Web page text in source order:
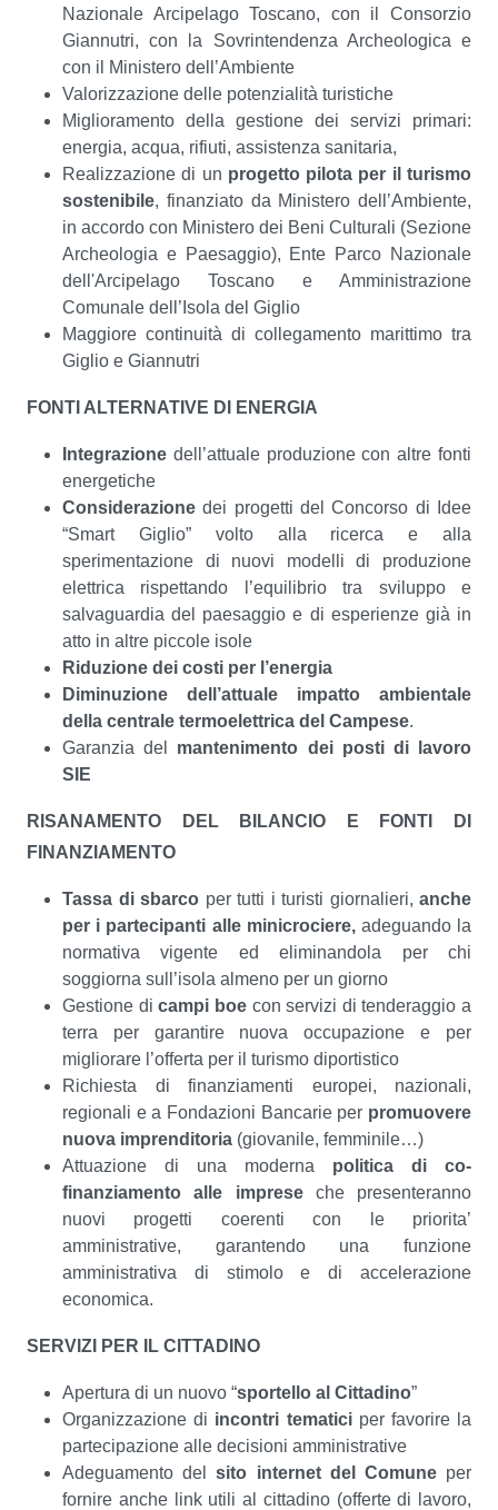
Nazionale Arcipelago Toscano, con il Consorzio
Giannutri, con la Sovrintendenza Archeologica e
con il Ministero dell’Ambiente
Valorizzazione delle potenzialità turistiche
Miglioramento della gestione dei servizi primari:
energia, acqua, rifiuti, assistenza sanitaria,
Realizzazione di un progetto pilota per il turismo
sostenibile, finanziato da Ministero dell’Ambiente,
in accordo con Ministero dei Beni Culturali (Sezione
Archeologia e Paesaggio), Ente Parco Nazionale
dell'Arcipelago Toscano e Amministrazione
Comunale dell’Isola del Giglio
Maggiore continuità di collegamento marittimo tra
Giglio e Giannutri
FONTI ALTERNATIVE DI ENERGIA
Integrazione dell’attuale produzione con altre fonti
energetiche
Considerazione dei progetti del Concorso di Idee
“Smart Giglio” volto alla ricerca e alla
sperimentazione di nuovi modelli di produzione
elettrica rispettando l’equilibrio tra sviluppo e
salvaguardia del paesaggio e di esperienze già in
atto in altre piccole isole
Riduzione dei costi per l’energia
Diminuzione dell’attuale impatto ambientale
della centrale termoelettrica del Campese.
Garanzia del mantenimento dei posti di lavoro
SIE
RISANAMENTO DEL BILANCIO E FONTI DI
FINANZIAMENTO
Tassa di sbarco per tutti i turisti giornalieri, anche
per i partecipanti alle minicrociere,adeguando la
normativa vigente ed eliminandola per chi
soggiorna sull’isola almeno per un giorno
Gestione dicampi boe con servizi di tenderaggio a
terra per garantire nuova occupazione e per
migliorare l’offerta per il turismo diportistico
Richiesta di finanziamenti europei, nazionali,
regionali e a Fondazioni Bancarie per promuovere
nuova imprenditoria (giovanile, femminile…)
Attuazione di una moderna politica di co-
finanziamento alle impreseche presenteranno
nuovi progetti coerenti con le priorita’
amministrative, garantendo una funzione
amministrativa di stimolo e di accelerazione
economica.
SERVIZI PER IL CITTADINO
Apertura di un nuovo “sportello al Cittadino”
Organizzazione di incontri tematiciper favorire la
partecipazione alle decisioni amministrative
Adeguamento delsito internet del Comuneper
fornire anche link utili al cittadino (offerte di lavoro,